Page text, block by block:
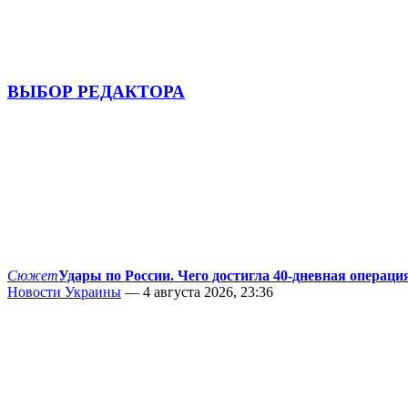
ВЫБОР РЕДАКТОРА
СюжетУдары по России. Чего достигла 40-дневная
Новости Украины — 4 августа 2026, 23:36